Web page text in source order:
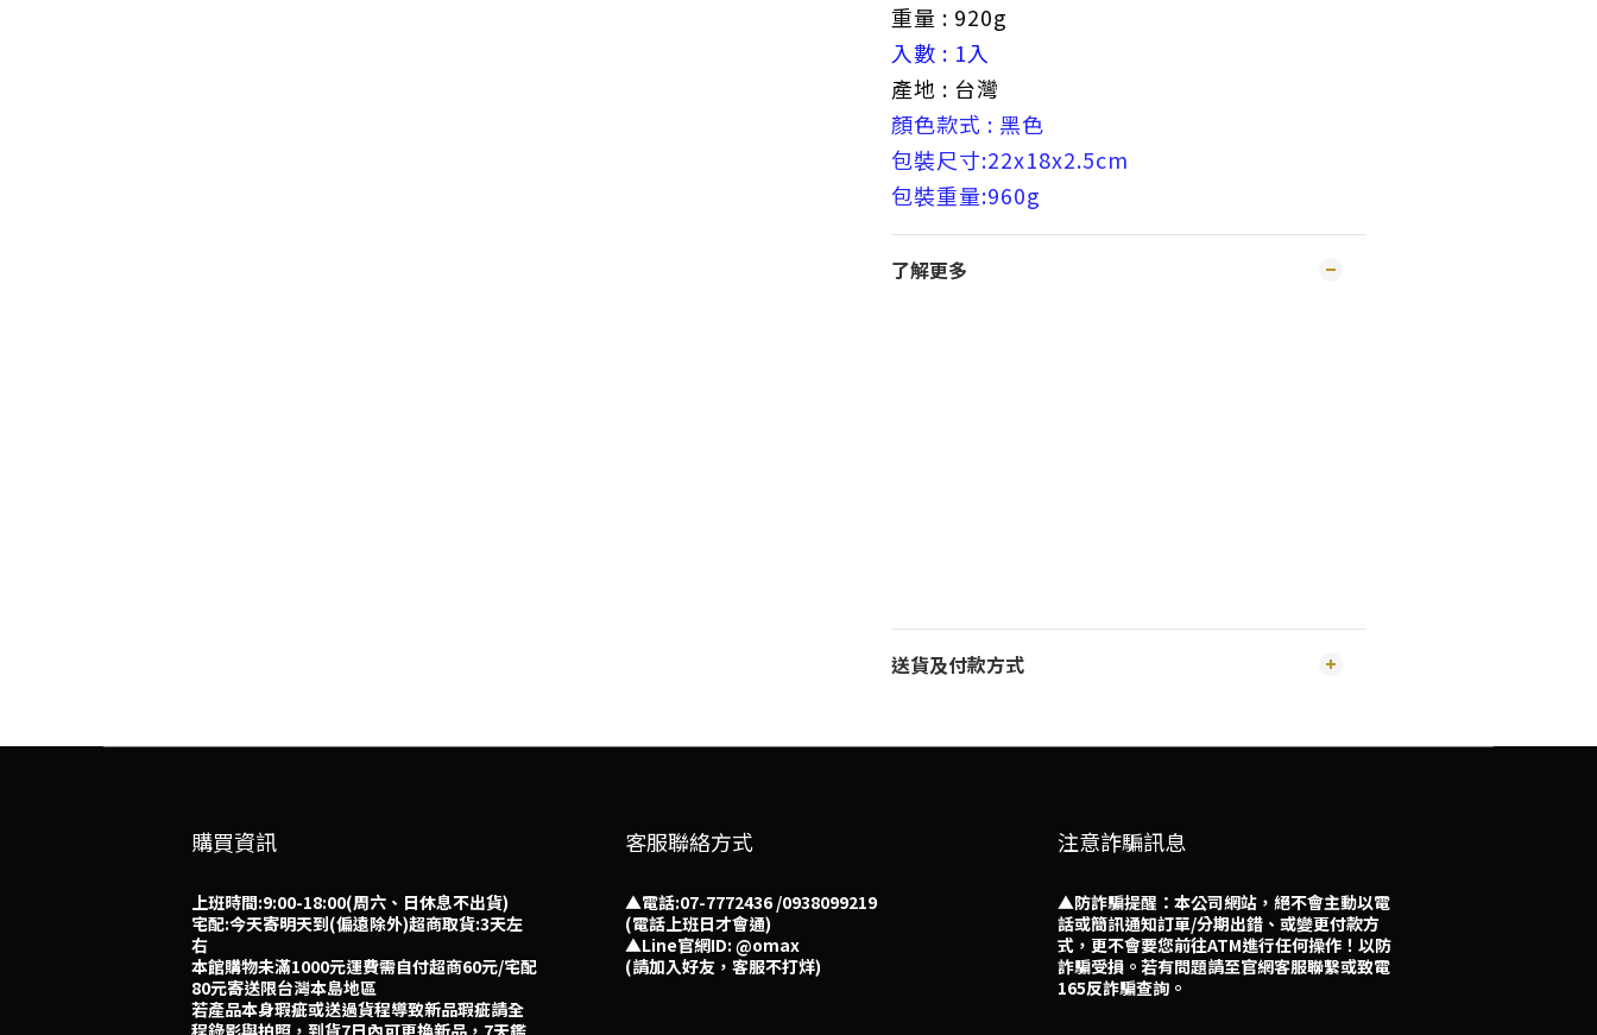
重量 : 920g
入數 : 1入
產地 : 台灣
顏色款式 : 黑色
包裝尺寸:22x18x2.5cm
包裝重量:960g
了解更多
送貨及付款方式
購買資訊
上班時間:9:00-18:00(周六、日休息不出貨)
宅配:今天寄明天到(偏遠除外)超商取貨:3天左
右
本館購物未滿1000元運費需自付超商60元/宅配
80元寄送限台灣本島地區
若產品本身瑕疵或送過貨程導致新品瑕疵請全
程錄影與拍照，到貨7日內可更換新品，7天鑑
客服聯絡方式
▲電話:07-7772436 /0938099219
(電話上班日才會通)
▲Line官網ID: @omax​
(請加入好友，客服不打烊)
注意詐騙訊息
▲防詐騙提醒：本公司網站，絕不會主動以電
話或簡訊通知訂單/分期出錯、或變更付款方
式，更不會要您前往ATM進行任何操作！以防
詐騙受損。若有問題請至官網客服聯繫或致電
165反詐騙查詢。